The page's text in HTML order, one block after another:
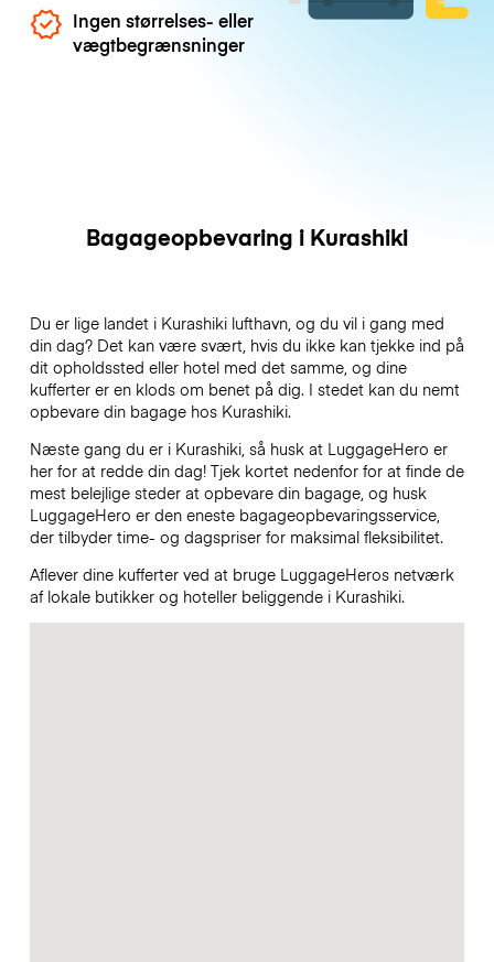
Ingen størrelses- eller
vægtbegrænsninger
Bagageopbevaring i Kurashiki
Du er lige landet i Kurashiki lufthavn, og du vil i gang med
din dag? Det kan være svært, hvis du ikke kan tjekke ind på
dit opholdssted eller hotel med det samme, og dine
kufferter er en klods om benet på dig. I stedet kan du nemt
opbevare din bagage hos Kurashiki.
Næste gang du er i Kurashiki, så husk at LuggageHero er
her for at redde din dag! Tjek kortet nedenfor for at finde de
mest belejlige steder at opbevare din bagage, og husk
LuggageHero er den eneste bagageopbevaringsservice,
der tilbyder time- og dagspriser for maksimal fleksibilitet.
Aflever dine kufferter ved at bruge LuggageHeros netværk
af lokale butikker og hoteller beliggende i Kurashiki.